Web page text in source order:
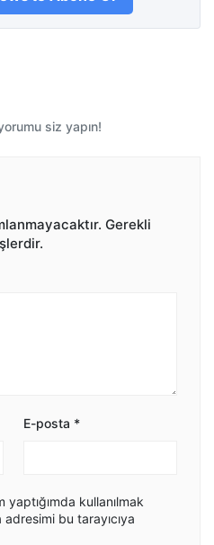
siz yapın!
Gerekli
E-posta *
kullanılmak
bu tarayıcıya